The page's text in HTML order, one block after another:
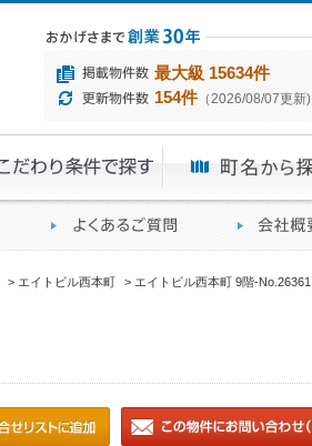
最大級 15634件
154件（2026/08/07更新)
エイトビル西本町 エイトビル西本町 9階-No.26361